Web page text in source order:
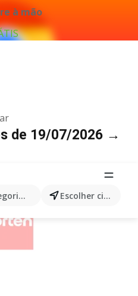
à mão
Escolher cidade
de 19/07/2026 →